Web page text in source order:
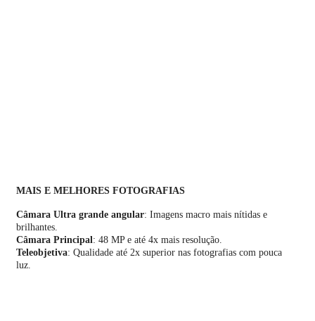
MAIS E MELHORES FOTOGRAFIAS
Câmara Ultra grande angular: Imagens macro mais nítidas e
brilhantes.
Câmara Principal: 48 MP e até 4x mais resolução.
Teleobjetiva: Qualidade até 2x superior nas fotografias com pouca
luz.